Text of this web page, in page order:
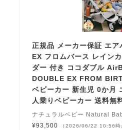
正規品 メーカー保証 エ
EX フロムバース レイン
ダー 付き ココダブル
DOUBLE EX FROM
ベビーカー 新生児 0か月
人乗りベビーカー 送料無
ナチュラルベビー Natural
¥93,500
（2026/06/22 10:56時